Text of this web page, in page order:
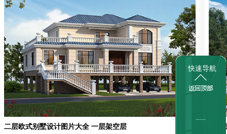
二层欧式别墅设计图片大全 一层架空层 四
快速导航